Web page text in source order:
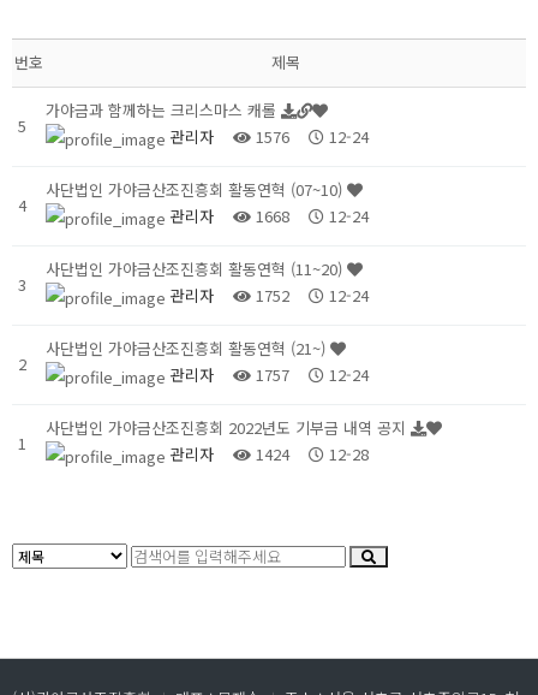
번호 제목
5
가야금과 함께하는 크리스마스 캐롤
관리자
1576 12-24
4
사단법인 가야금산조진흥회 활동연혁 (07~10)
관리자
1668 12-24
3
사단법인 가야금산조진흥회 활동연혁 (11~20)
관리자
1752 12-24
2
사단법인 가야금산조진흥회 활동연혁 (21~)
관리자
1757 12-24
1
사단법인 가야금산조진흥회 2022년도 기부금 내역 공지
관리자
1424 12-28